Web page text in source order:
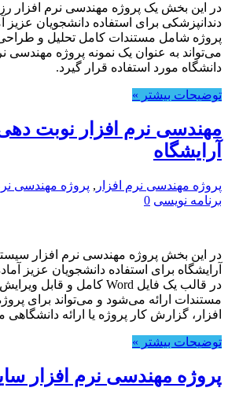
در این بخش یک پروژه مهندسی نرم افزار
دندانپزشکی برای استفاده دانشجویان
پروژه شامل مستندات کامل تحلیل و
می‌تواند به عنوان یک نمونه پروژه مهندسی
دانشگاه مورد استفاده قرار گیرد.
توضیحات بیشتر »
مهندسی نرم افزار نوبت دهی
آرایشگاه
پروژه مهندسی نرم افزار , پروژه مهندسی
برنامه نویسی 0
در این بخش پروژه مهندسی نرم افزار
آرایشگاه برای استفاده دانشجویان عزیز
مستندات ارائه می‌شود و می‌تواند برای
افزار، گزارش کار پروژه یا ارائه دانشگاهی
توضیحات بیشتر »
پروژه مهندسی نرم افزار